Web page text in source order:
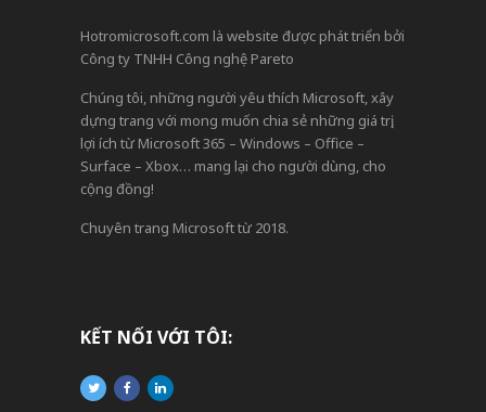
Hotromicrosoft.com là website được phát triển bởi
Công ty TNHH Công nghệ Pareto
Chúng tôi, những người yêu thích Microsoft, xây
dựng trang với mong muốn chia sẻ những giá trị,
lợi ích từ Microsoft 365 – Windows – Office –
Surface – Xbox… mang lại cho người dùng, cho
cộng đồng!
Chuyên trang Microsoft từ 2018.
KẾT NỐI VỚI TÔI: